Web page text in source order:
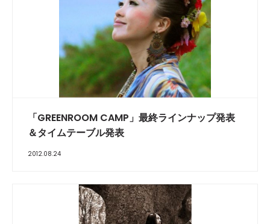
「GREENROOM CAMP」最終ラインナップ発表
＆タイムテーブル発表
2012.08.24